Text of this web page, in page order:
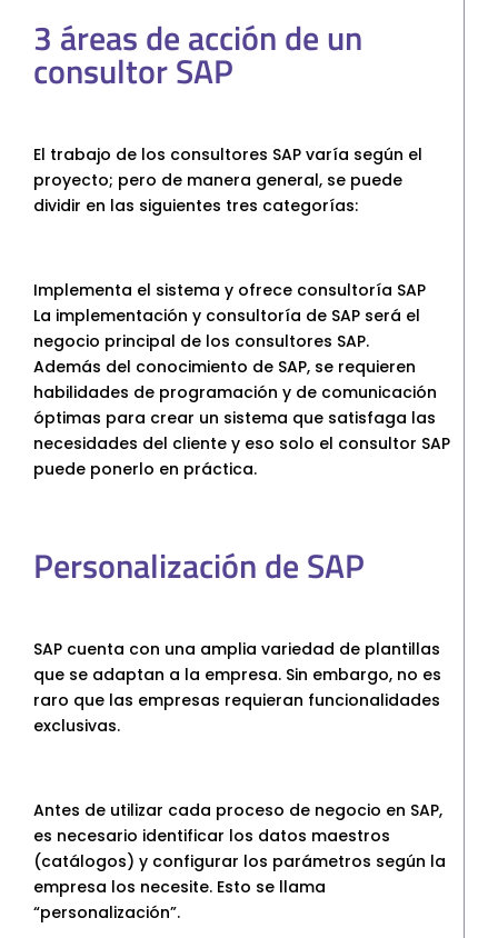
3 áreas de acción de un
consultor SAP
El trabajo de los consultores SAP varía según el
proyecto; pero de manera general, se puede
dividir en las siguientes tres categorías:
Implementa el sistema y ofrece consultoría SAP
La implementación y consultoría de SAP será el
negocio principal de los consultores SAP.
Además del conocimiento de SAP, se requieren
habilidades de programación y de comunicación
óptimas para crear un sistema que satisfaga las
necesidades del cliente y eso solo el consultor SAP
puede ponerlo en práctica.
Personalización de SAP
SAP cuenta con una amplia variedad de plantillas
que se adaptan a la empresa. Sin embargo, no es
raro que las empresas requieran funcionalidades
exclusivas.
Antes de utilizar cada proceso de negocio en SAP,
es necesario identificar los datos maestros
(catálogos) y configurar los parámetros según la
empresa los necesite. Esto se llama
“personalización”.